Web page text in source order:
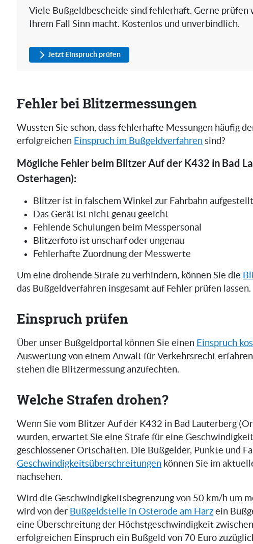
Viele Bußgeldbescheide sind fehlerhaft. Gerne prüfen
Ihrem Fall Sinn macht. Kostenlos und unverbindlich.
Jetzt Einspruch prüfen
Fehler bei Blitzermessungen
Wussten Sie schon, dass fehlerhafte Messungen häufig
erfolgreichen Einspruch im Bußgeldverfahren sind?
Mögliche Fehler beim Blitzer Auf der K432 in Bad
Osterhagen):
Blitzer ist in falschem Winkel zur Fahrbahn aufgestellt
Das Gerät ist nicht genau geeicht
Fehlende Schulungen beim Messpersonal
Blitzerfoto ist unscharf oder ungenau
Fehlerhafte Zuordnung der Messwerte
Um eine drohende Strafe zu verhindern, können Sie die
das Bußgeldverfahren insgesamt auf Fehler prüfen lassen.
Einspruch prüfen
Über unser Bußgeldportal können Sie einen Einspruch
Auswertung von einem Anwalt für Verkehrsrecht
stehen die Blitzermessung anzufechten.
Welche Strafen drohen?
Wenn Sie vom Blitzer Auf der K432 in Bad Lauterberg
wurden, erwartet Sie eine Strafe für eine
geschlossener Ortschaften. Die Bußgelder, Punkte und
Geschwindigkeitsüberschreitungen können Sie im
nachsehen.
Wird die Geschwindigkeitsbegrenzung von 50 km/h um
wird von der Bußgeldstelle in Osterode am Harz ein
eine Überschreitung der Höchstgeschwindigkeit
erfolgreichen Einspruch ein Bußgeld von 70 Euro